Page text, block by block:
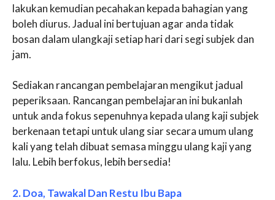
lakukan kemudian pecahakan kepada bahagian yang
boleh diurus. Jadual ini bertujuan agar anda tidak
bosan dalam ulangkaji setiap hari dari segi subjek dan
jam.
Sediakan rancangan pembelajaran mengikut jadual
peperiksaan. Rancangan pembelajaran ini bukanlah
untuk anda fokus sepenuhnya kepada ulang kaji subjek
berkenaan tetapi untuk ulang siar secara umum ulang
kali yang telah dibuat semasa minggu ulang kaji yang
lalu. Lebih berfokus, lebih bersedia!
2. Doa, Tawakal Dan Restu Ibu Bapa